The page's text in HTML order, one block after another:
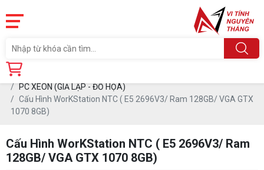
Trang chủ
PC XEON (GIẢ LẬP - ĐỒ HỌA)
Cấu Hình WorKStation NTC ( E5 2696V3/ Ram 128GB/ VGA GTX
1070 8GB)
Cấu Hình WorKStation NTC ( E5 2696V3/ Ram
128GB/ VGA GTX 1070 8GB)